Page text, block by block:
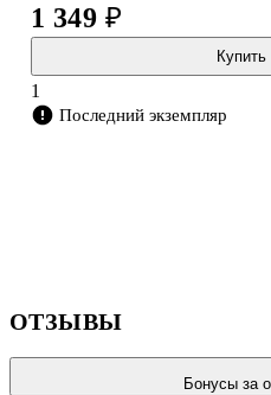
1 349 ₽
Купить
1
Последний экземпляр
ОТЗЫВЫ
Бонусы за